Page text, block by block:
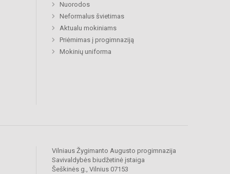
Nuorodos
Neformalus švietimas
Aktualu mokiniams
Priėmimas į progimnaziją
Mokinių uniforma
Vilniaus Žygimanto Augusto progimnazija
Savivaldybės biudžetinė įstaiga
Šeškinės g., Vilnius 07153